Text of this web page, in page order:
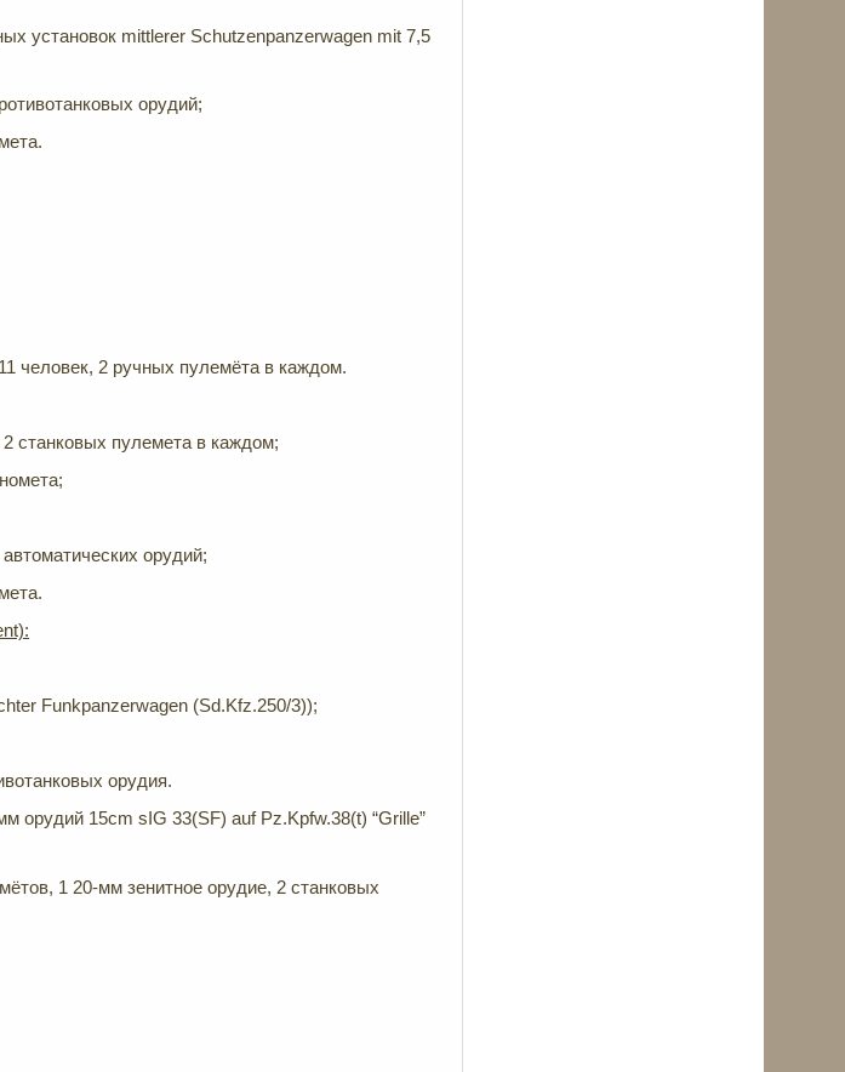
установок mittlerer Schutzenpanzerwagen mit 7,5
орудий;
человек, 2 ручных пулемёта в каждом.
станковых пулемета в каждом;
орудий;
Funkpanzerwagen (Sd.Kfz.250/3));
орудия.
орудий 15cm sIG 33(SF) auf Pz.Kpfw.38(t) “Grille”
1 20-мм зенитное орудие, 2 станковых